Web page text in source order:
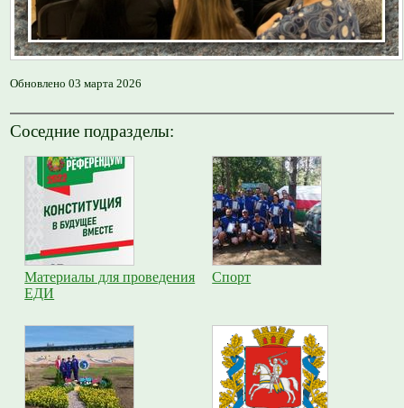
Обновлено 03 марта 2026
Соседние подразделы:
Материалы для проведения
ЕДИ
Спорт